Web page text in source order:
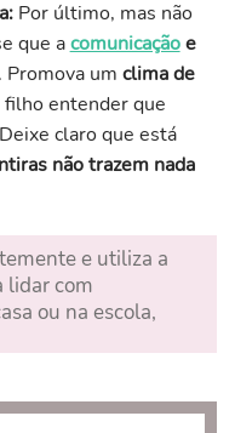
Por último, mas não
que acomunicaçãoe
um clima de
entender que
claro que está
não trazem nada
e utiliza a
lidar com
ou na escola,